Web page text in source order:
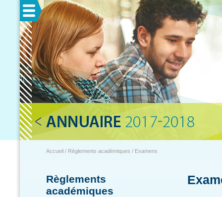
Menu
Accueil / Règlements académiques / Examens
Règlements
académiques